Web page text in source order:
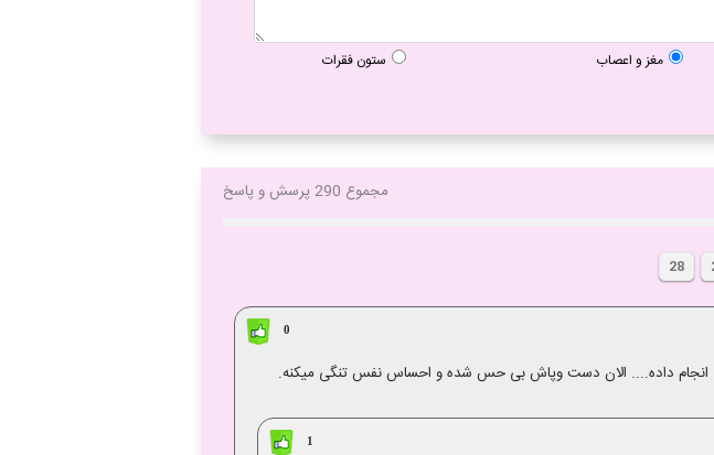
مغز و اعصاب ستون فقرات
مجموع 290 پرسش و پاسخ
28
0
انجام داده.... الان دست وپاش بی حس شده و احساس نفس تنگی میکنه.
1